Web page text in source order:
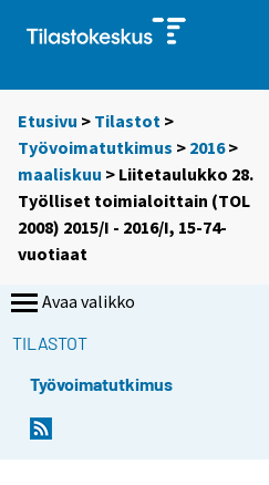
Etusivu > Tilastot >
Työvoimatutkimus > 2016>
maaliskuu > Liitetaulukko 28.
Työlliset toimialoittain (TOL
2008) 2015/I - 2016/I, 15-74-
vuotiaat
Avaa valikko
TILASTOT
Työvoimatutkimus